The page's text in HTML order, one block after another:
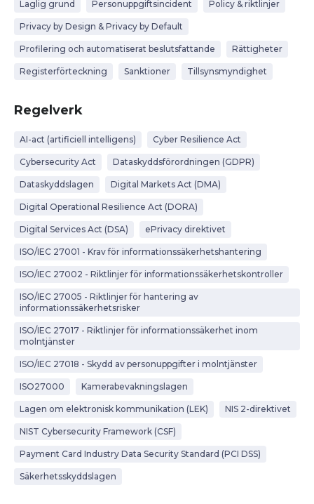
Laglig grund Personuppgiftsincident Policy & riktlinjer
Privacy by Design & Privacy by Default
Profilering och automatiserat beslutsfattande Rättigheter
Registerförteckning Sanktioner Tillsynsmyndighet
Regelverk
AI-act (artificiell intelligens) Cyber Resilience Act
Cybersecurity Act Dataskyddsförordningen (GDPR)
Dataskyddslagen Digital Markets Act (DMA)
Digital Operational Resilience Act (DORA)
Digital Services Act (DSA) ePrivacy direktivet
ISO/IEC 27001 - Krav för informationssäkerhetshantering
ISO/IEC 27002 - Riktlinjer för informationssäkerhetskontroller
ISO/IEC 27005 - Riktlinjer för hantering av
informationssäkerhetsrisker
ISO/IEC 27017 - Riktlinjer för informationssäkerhet inom
molntjänster
ISO/IEC 27018 - Skydd av personuppgifter i molntjänster
ISO27000 Kamerabevakningslagen
Lagen om elektronisk kommunikation (LEK) NIS 2-direktivet
NIST Cybersecurity Framework (CSF)
Payment Card Industry Data Security Standard (PCI DSS)
Säkerhetsskyddslagen